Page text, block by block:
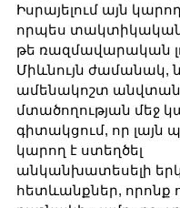
Իսրայելում այն
որպես տակտիկական
թե ռազմավարական
Միևնույն ժամանակ,
ամենակոշտ
մտածողության մեջ
գիտակցում, որ լայն
կարող է ստեղծել
անկանխատեսելի
հետևանքներ, որոնք